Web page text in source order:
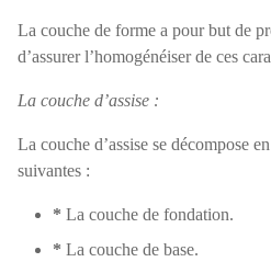
La couche de forme a pour but de
d’assurer l’homogénéiser de ces
La couche d’assise :
La couche d’assise se décompose
suivantes :
* La couche de fondation.
* La couche de base.